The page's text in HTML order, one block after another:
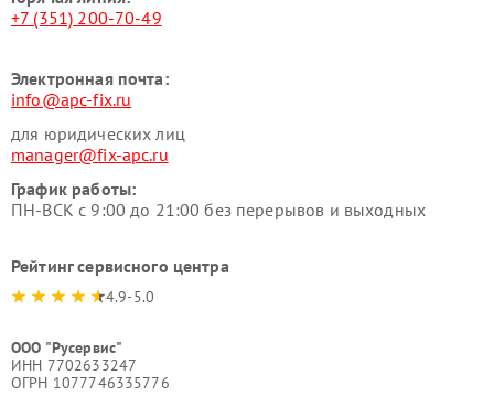
+7 (351) 200-70-49
Электронная почта:
info@apc-fix.ru
для юридических лиц
manager@fix-apc.ru
График работы:
ПН-ВСК с 9:00 до 21:00 без перерывов и выходных
Рейтинг сервисного центра
4.9-5.0
ООО "Русервис"
ИНН 7702633247
ОГРН 1077746335776